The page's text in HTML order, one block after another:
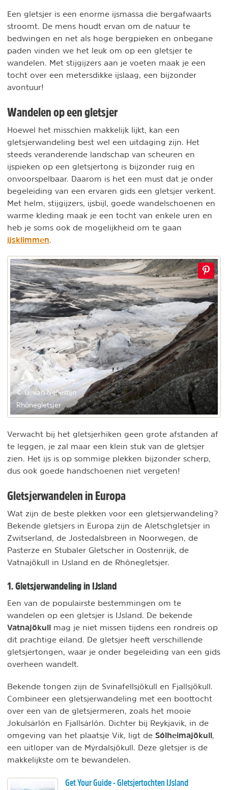
Een gletsjer is een enorme ijsmassa die bergafwaarts
stroomt. De mens houdt ervan om de natuur te
bedwingen en net als hoge bergpieken en onbegane
paden vinden we het leuk om op een gletsjer te
wandelen. Met stijgijzers aan je voeten maak je een
tocht over een metersdikke ijslaag, een bijzonder
avontuur!
Wandelen op een gletsjer
Hoewel het misschien makkelijk lijkt, kan een
gletsjerwandeling best wel een uitdaging zijn. Het
steeds veranderende landschap van scheuren en
ijspieken op een gletsjertong is bijzonder ruig en
onvoorspelbaar. Daarom is het een must dat je onder
begeleiding van een ervaren gids een gletsjer verkent.
Met helm, stijgijzers, ijsbijl, goede wandelschoenen en
warme kleding maak je een tocht van enkele uren en
heb je soms ook de mogelijkheid om te gaan
ijsklimmen
© G. van Nellestijn
Rhônegletsjer
Verwacht bij het gletsjerhiken geen grote afstanden af
te leggen, je zal maar een klein stuk van de gletsjer
zien. Het ijs is op sommige plekken bijzonder scherp,
dus ook goede handschoenen niet vergeten!
Gletsjerwandelen in Europa
Wat zijn de beste plekken voor een gletsjerwandeling?
Bekende gletsjers in Europa zijn de Aletschgletsjer in
Zwitserland, de Jostedalsbreen in Noorwegen, de
Pasterze en Stubaler Gletscher in Oostenrijk, de
Vatnajökull in IJsland en de Rhônegletsjer.
1. Gletsjerwandeling in IJsland
Een van de populairste bestemmingen om te
wandelen op een gletsjer is IJsland. De bekende
Vatnajökull mag je niet missen tijdens een rondreis op
dit prachtige eiland. De gletsjer heeft verschillende
gletsjertongen, waar je onder begeleiding van een gids
overheen wandelt.
Bekende tongen zijn de Svínafellsjökull en Fjallsjökull.
Combineer een gletsjerwandeling met een boottocht
over een van de gletsjermeren, zoals het mooie
Jokulsárlón en Fjallsárlón. Dichter bij Reykjavik, in de
omgeving van het plaatsje Vik, ligt de Sólheimajökull,
een uitloper van de Mýrdalsjökull. Deze gletsjer is de
makkelijkste om te bewandelen.
Get Your Guide - Gletsjertochten IJsland